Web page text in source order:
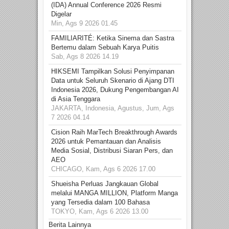
(IDA) Annual Conference 2026 Resmi
Digelar
Min, Ags 9 2026 01.45
FAMILIARITÉ: Ketika Sinema dan Sastra
Bertemu dalam Sebuah Karya Puitis
Sab, Ags 8 2026 14.19
HIKSEMI Tampilkan Solusi Penyimpanan
Data untuk Seluruh Skenario di Ajang DTI
Indonesia 2026, Dukung Pengembangan AI
di Asia Tenggara
JAKARTA, Indonesia, Agustus, Jum, Ags
7 2026 04.14
Cision Raih MarTech Breakthrough Awards
2026 untuk Pemantauan dan Analisis
Media Sosial, Distribusi Siaran Pers, dan
AEO
CHICAGO, Kam, Ags 6 2026 17.00
Shueisha Perluas Jangkauan Global
melalui MANGA MILLION, Platform Manga
yang Tersedia dalam 100 Bahasa
TOKYO, Kam, Ags 6 2026 13.00
Berita Lainnya